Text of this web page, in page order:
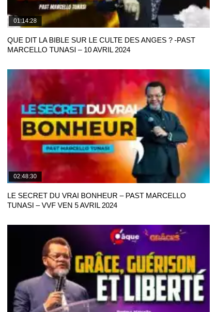
01:14:28
QUE DIT LA BIBLE SUR LE CULTE DES ANGES ? -PAST
MARCELLO TUNASI – 10 AVRIL 2024
02:48:30
LE SECRET DU VRAI BONHEUR – PAST MARCELLO
TUNASI – VVF VEN 5 AVRIL 2024